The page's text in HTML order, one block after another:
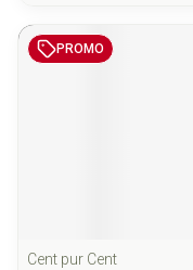
PROMO
Cent pur Cent